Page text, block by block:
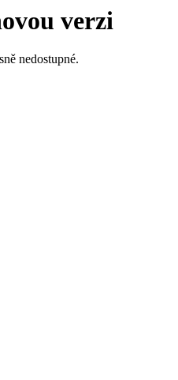
verzi
nedostupné.